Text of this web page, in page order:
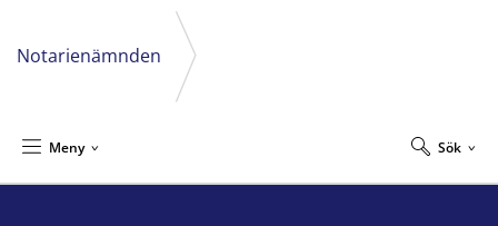
Notarienämnden
Sök
Meny